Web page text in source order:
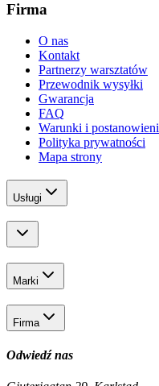
Firma
O nas
Kontakt
Partnerzy warsztatów
Przewodnik wysyłki
Gwarancja
FAQ
Warunki i
Polityka prywatności
Mapa strony
Usługi
Marki
Firma
Odwiedź nas